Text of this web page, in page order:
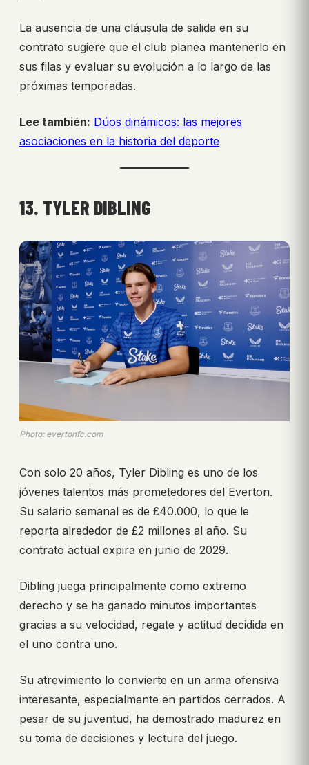
La ausencia de una cláusula de salida en su
contrato sugiere que el club planea mantenerlo en
sus filas y evaluar su evolución a lo largo de las
próximas temporadas.
Lee también: Dúos dinámicos: las mejores
asociaciones en la historia del deporte
13. TYLER DIBLING
Photo: evertonfc.com
Con solo 20 años, Tyler Dibling es uno de los
jóvenes talentos más prometedores del Everton.
Su salario semanal es de £40.000, lo que le
reporta alrededor de £2 millones al año. Su
contrato actual expira en junio de 2029.
Dibling juega principalmente como extremo
derecho y se ha ganado minutos importantes
gracias a su velocidad, regate y actitud decidida en
el uno contra uno.
Su atrevimiento lo convierte en un arma ofensiva
interesante, especialmente en partidos cerrados. A
pesar de su juventud, ha demostrado madurez en
su toma de decisiones y lectura del juego.